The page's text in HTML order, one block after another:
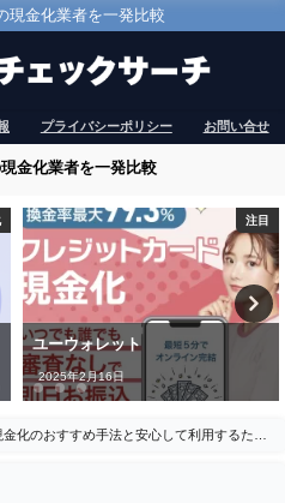
現金化業者を一発比較
プライバシーポリシー お問い合せ
金化業者を一発比較
注目
和光クレジット
2024年12月28日
金化のおすすめ手法と安心して利用するため